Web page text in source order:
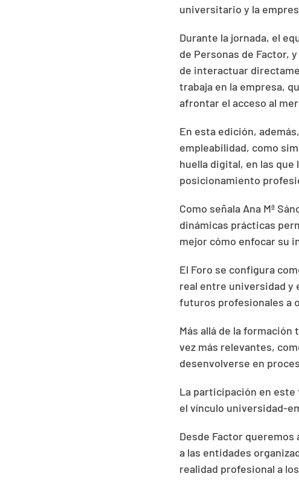
universitario y la
Durante la jornada, el
de Personas de Factor, y
de interactuar
trabaja en la empresa,
afrontar el acceso al
En esta edición,
empleabilidad, como
huella digital, en las
posicionamiento
Como señala Ana Mª
dinámicas prácticas
mejor cómo enfocar su
El Foro se configura
real entre universidad y
futuros profesionales a
Más allá de la
vez más relevantes,
desenvolverse en
La participación en
el vínculo universidad-
Desde Factor queremos
a las entidades
realidad profesional a